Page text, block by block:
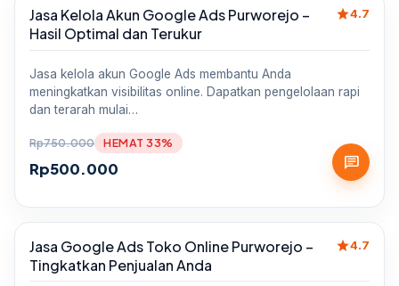
Sale
Jasa Kelola Akun Google Ads Purworejo –
Hasil Optimal dan Terukur
star4.7
Jasa kelola akun Google Ads membantu Anda
meningkatkan visibilitas online. Dapatkan pengelolaan rapi
dan terarah mulai…
Rp750.000
Rp500.000
HEMAT 33%
chat
Sale
Jasa Google Ads Toko Online Purworejo –
Tingkatkan Penjualan Anda
star4.7